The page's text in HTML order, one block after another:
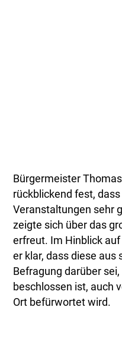
Bürgermeister
rückblickend fest,
Veranstaltungen sehr
zeigte sich über das
erfreut. Im Hinblick
er klar, dass diese aus
Befragung darüber
beschlossen ist, auch
Ort befürwortet wird.